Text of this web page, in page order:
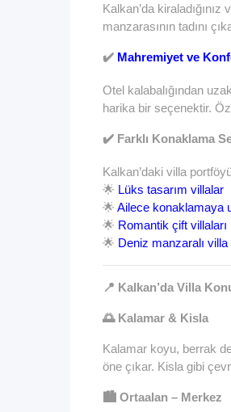
Kalkan’da kiraladığınız
manzarasının tadını
✔️ Mahremiyet ve
Otel kalabalığından
harika bir seçenektir.
✔️ Farklı Konaklama
Kalkan’daki villa
🌟 Lüks tasarım villalar
🌟 Ailece konaklamaya
🌟 Romantik çift villaları
🌟 Deniz manzaralı
📍 Kalkan’da Villa
🌅 Kalamar & Kisla
Kalamar koyu, berrak
öne çıkar. Kisla gibi
🏙️ Ortaalan – Merkez